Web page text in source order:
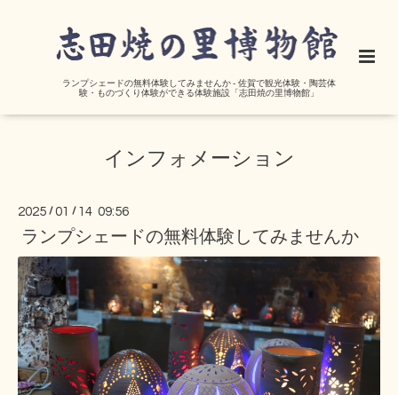
ランプシェードの無料体験してみませんか - 佐賀で観光体験・陶芸体
験・ものづくり体験ができる体験施設「志田焼の里博物館」
インフォメーション
2025 /01 / 14 09:56
ランプシェードの無料体験してみませんか